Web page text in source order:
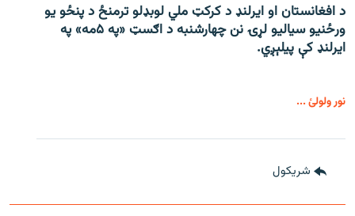
د افغانستان او ایرلنډ د کرکټ ملي لوبډلو ترمنځ د پنځو یو
ورځنیو سیالیو لړۍ نن چهارشنبه د اګسټ «په ۵مه» په
ایرلنډ کې پیلېږي.
نور ولولئ ...
شريکول